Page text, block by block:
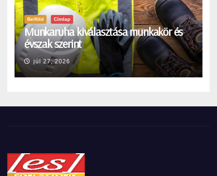
Belföld Címlap
Munkaruha kiválasztása munkakör és
évszak szerint
júl 27, 2026